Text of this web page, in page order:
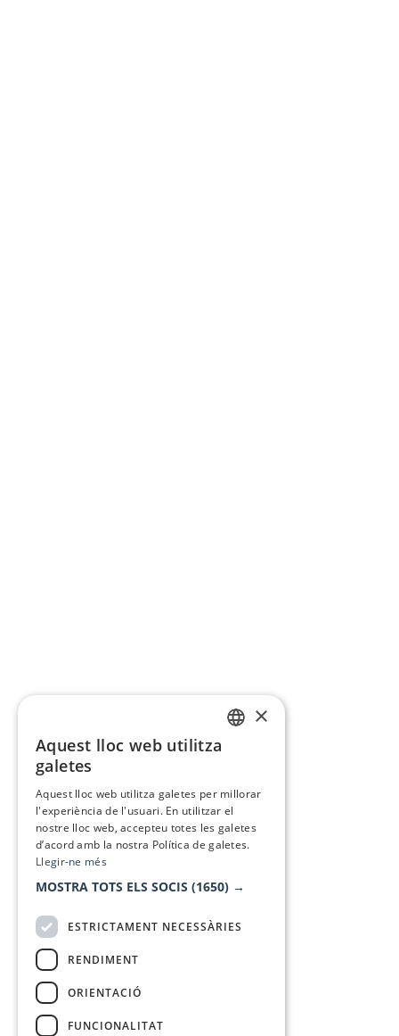
×
Aquest lloc web utilitza
galetes
Aquest lloc web utilitza galetes per millorar
l'experiència de l'usuari. En utilitzar el
nostre lloc web, accepteu totes les galetes
d’acord amb la nostra Política de galetes.
Llegir-ne més
MOSTRA TOTS ELS SOCIS (1650) →
ESTRICTAMENT NECESSÀRIES
RENDIMENT
ORIENTACIÓ
FUNCIONALITAT